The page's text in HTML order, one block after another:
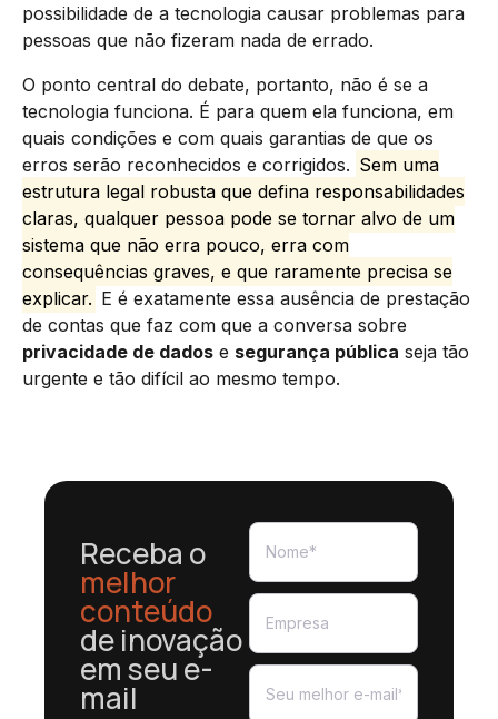
possibilidade de a tecnologia causar problemas para
pessoas que não fizeram nada de errado.
O ponto central do debate, portanto, não é se a
tecnologia funciona. É para quem ela funciona, em
quais condições e com quais garantias de que os
erros serão reconhecidos e corrigidos. Sem uma
estrutura legal robusta que defina responsabilidades
claras, qualquer pessoa pode se tornar alvo de um
sistema que não erra pouco, erra com
consequências graves, e que raramente precisa se
explicar. E é exatamente essa ausência de prestação
de contas que faz com que a conversa sobre
privacidade de dados e segurança pública seja tão
urgente e tão difícil ao mesmo tempo.
Receba o
melhor
conteúdo
de inovação
em seu e-
mail